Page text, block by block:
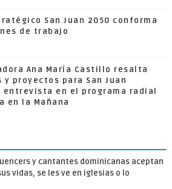
San Juan 2050 conforma
de trabajo
Ana María Castillo resalta
y proyectos para San Juan
entrevista en el programa radial
en la Mañana
y cantantes dominicanas aceptan
vidas, se les ve en iglesias o lo